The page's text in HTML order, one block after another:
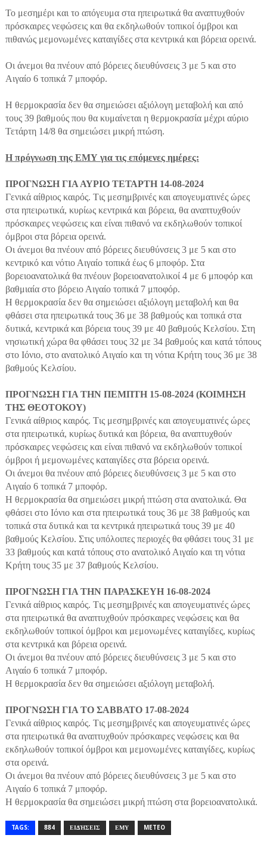
Το μεσημέρι και το απόγευμα στα ηπειρωτικά θα αναπτυχθούν
πρόσκαιρες νεφώσεις και θα εκδηλωθούν τοπικοί όμβροι και
πιθανώς μεμονωμένες καταιγίδες στα κεντρικά και βόρεια ορεινά.
Οι άνεμοι θα πνέουν από βόρειες διευθύνσεις 3 με 5 και στο
Αιγαίο 6 τοπικά 7 μποφόρ.
Η θερμοκρασία δεν θα σημειώσει αξιόλογη μεταβολή και από
τους 39 βαθμούς που θα κυμαίνεται η θερμοκρασία μέχρι αύριο
Τετάρτη 14/8 θα σημειώσει μικρή πτώση.
Η πρόγνωση της ΕΜΥ για τις επόμενες ημέρες:
ΠΡΟΓΝΩΣΗ ΓΙΑ ΑΥΡΙΟ ΤΕΤΑΡΤΗ 14-08-2024
Γενικά αίθριος καιρός. Tις μεσημβρινές και απογευματινές ώρες
στα ηπειρωτικά, κυρίως κεντρικά και βόρεια, θα αναπτυχθούν
πρόσκαιρες νεφώσεις και είναι πιθανό να εκδηλωθούν τοπικοί
όμβροι στα βόρεια ορεινά.
Οι άνεμοι θα πνέουν από βόρειες διευθύνσεις 3 με 5 και στο
κεντρικό και νότιο Αιγαίο τοπικά έως 6 μποφόρ. Στα
βορειοανατολικά θα πνέουν βορειοανατολικοί 4 με 6 μποφόρ και
βαθμιαία στο βόρειο Αιγαίο τοπικά 7 μποφόρ.
Η θερμοκρασία δεν θα σημειώσει αξιόλογη μεταβολή και θα
φθάσει στα ηπειρωτικά τους 36 με 38 βαθμούς και τοπικά στα
δυτικά, κεντρικά και βόρεια τους 39 με 40 βαθμούς Κελσίου. Στη
νησιωτική χώρα θα φθάσει τους 32 με 34 βαθμούς και κατά τόπους
στο Ιόνιο, στο ανατολικό Αιγαίο και τη νότια Κρήτη τους 36 με 38
βαθμούς Κελσίου.
ΠΡΟΓΝΩΣΗ ΓΙΑ ΤΗΝ ΠΕΜΠΤΗ 15-08-2024 (ΚΟΙΜΗΣΗ
ΤΗΣ ΘΕΟΤΟΚΟΥ)
Γενικά αίθριος καιρός. Tις μεσημβρινές και απογευματινές ώρες
στα ηπειρωτικά, κυρίως δυτικά και βόρεια, θα αναπτυχθούν
πρόσκαιρες νεφώσεις και είναι πιθανό να εκδηλωθούν τοπικοί
όμβροι ή μεμονωμένες καταιγίδες στα βόρεια ορεινά.
Οι άνεμοι θα πνέουν από βόρειες διευθύνσεις 3 με 5 και στο
Αιγαίο 6 τοπικά 7 μποφόρ.
Η θερμοκρασία θα σημειώσει μικρή πτώση στα ανατολικά. Θα
φθάσει στο Ιόνιο και στα ηπειρωτικά τους 36 με 38 βαθμούς και
τοπικά στα δυτικά και τα κεντρικά ηπειρωτικά τους 39 με 40
βαθμούς Κελσίου. Στις υπόλοιπες περιοχές θα φθάσει τους 31 με
33 βαθμούς και κατά τόπους στο ανατολικό Αιγαίο και τη νότια
Κρήτη τους 35 με 37 βαθμούς Κελσίου.
ΠΡΟΓΝΩΣΗ ΓΙΑ ΤΗΝ ΠΑΡΑΣΚΕΥΗ 16-08-2024
Γενικά αίθριος καιρός. Tις μεσημβρινές και απογευματινές ώρες
στα ηπειρωτικά θα αναπτυχθούν πρόσκαιρες νεφώσεις και θα
εκδηλωθούν τοπικοί όμβροι και μεμονωμένες καταιγίδες, κυρίως
στα κεντρικά και βόρεια ορεινά.
Οι άνεμοι θα πνέουν από βόρειες διευθύνσεις 3 με 5 και στο
Αιγαίο 6 τοπικά 7 μποφόρ.
Η θερμοκρασία δεν θα σημειώσει αξιόλογη μεταβολή.
ΠΡΟΓΝΩΣΗ ΓΙΑ ΤΟ ΣΑΒΒΑΤΟ 17-08-2024
Γενικά αίθριος καιρός. Tις μεσημβρινές και απογευματινές ώρες
στα ηπειρωτικά θα αναπτυχθούν πρόσκαιρες νεφώσεις και θα
εκδηλωθούν τοπικοί όμβροι και μεμονωμένες καταιγίδες, κυρίως
στα ορεινά.
Οι άνεμοι θα πνέουν από βόρειες διευθύνσεις 3 με 5 και στο
Αιγαίο 6 τοπικά 7 μποφόρ.
Η θερμοκρασία θα σημειώσει μικρή πτώση στα βορειοανατολικά.
TAGS: 884 ΕΙΔΉΣΕΙΣ ΕΜΥ METEO